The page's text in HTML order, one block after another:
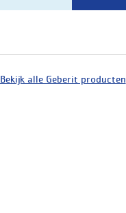
Bekijk alle Geberit producten